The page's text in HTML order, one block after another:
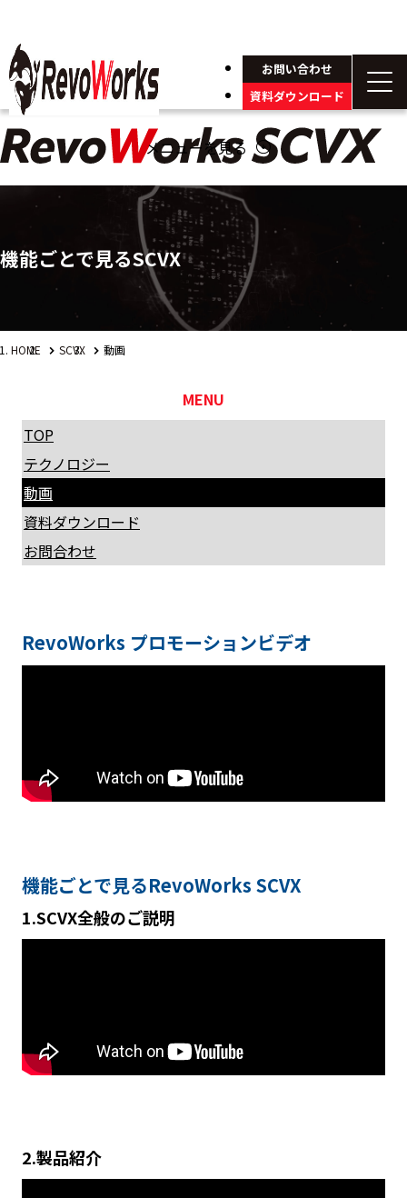
お問い合わせ
資料ダウンロード
メニューを見る arrow_circle_down
機能ごとで見るSCVX
HOME SCVX 動画
MENU
TOP
テクノロジー
動画
資料ダウンロード
お問合わせ
RevoWorks プロモーションビデオ
機能ごとで見るRevoWorks SCVX
1.SCVX全般のご説明
2.製品紹介